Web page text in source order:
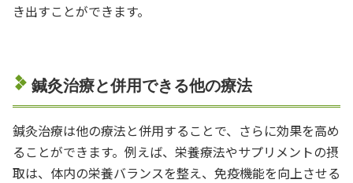
き出すことができます。
鍼灸治療と併用できる他の療法
鍼灸治療は他の療法と併用することで、さらに効果を高め
ることができます。例えば、栄養療法やサプリメントの摂
取は、体内の栄養バランスを整え、免疫機能を向上させる